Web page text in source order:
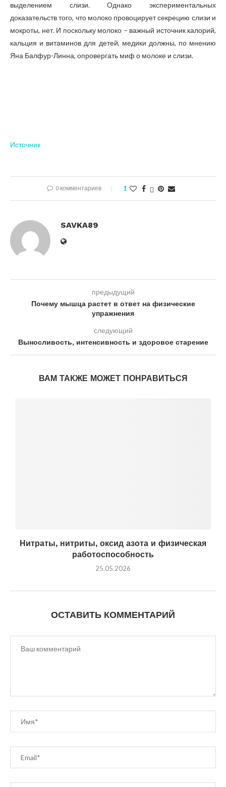
выделением слизи. Однако экспериментальных
доказательств того, что молоко провоцирует секрецию слизи и
мокроты, нет. И поскольку молоко – важный источник калорий,
кальция и витаминов для детей, медики должны, по мнению
Яна Балфур-Линна, опровергать миф о молоке и слизи.
Источник
0 комментариев 1
SAVKA89
предыдущий
Почему мышца растет в ответ на физические
упражнения
следующий
Выносливость, интенсивность и здоровое старение
ВАМ ТАКЖЕ МОЖЕТ ПОНРАВИТЬСЯ
Нитраты, нитриты, оксид азота и физическая
работоспособность
25.05.2026
ОСТАВИТЬ КОММЕНТАРИЙ